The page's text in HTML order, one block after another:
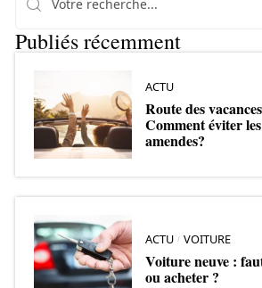
Publiés récemment
ACTU
Route des
Comment éviter les
amendes?
ACTU VOITURE
Voiture neuve :
ou acheter ?